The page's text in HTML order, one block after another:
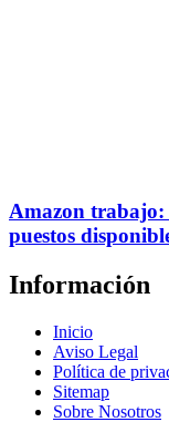
Amazon trabajo:
puestos
Información
Inicio
Aviso Legal
Política de
Sitemap
Sobre Nosotros